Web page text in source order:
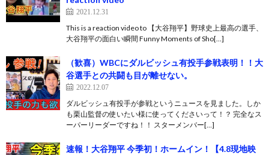
2021.12.31
This is a reaction video to 【大谷翔平】野球史上最高の選手、
大谷翔平の面白い瞬間 Funny Moments of Sho[…]
（歓喜）WBCにダルビッシュ有投手参戦表明！！大
谷選手との共闘も目が離せない。
2022.12.07
ダルビッシュ有投手が参戦というニュースを見ました。しか
も栗山監督の使いたい様に使ってくださいって！？ 完全なス
ーパーリーダーですね！！ スターメンバー[…]
速報！大谷翔平 今季初！ホームイン！【4.8現地映